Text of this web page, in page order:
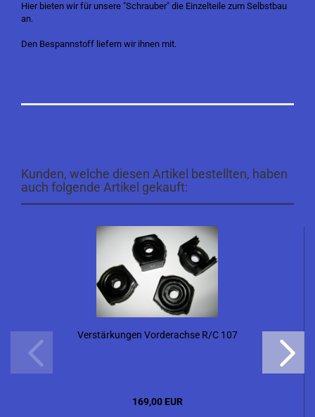
Hier bieten wir für unsere "Schrauber" die Einzelteile zum Selbstbau
an.
Den Bespannstoff liefern wir ihnen mit.
Kunden, welche diesen Artikel bestellten, haben
auch folgende Artikel gekauft:
Verstärkungen Vorderachse R/C 107
169,00 EUR